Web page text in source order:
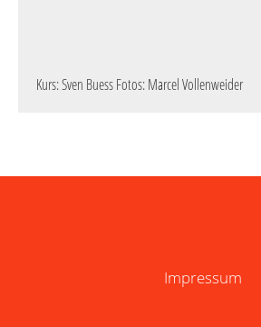
Kurs: Sven Buess Fotos: Marcel Vollenweider
Impressum